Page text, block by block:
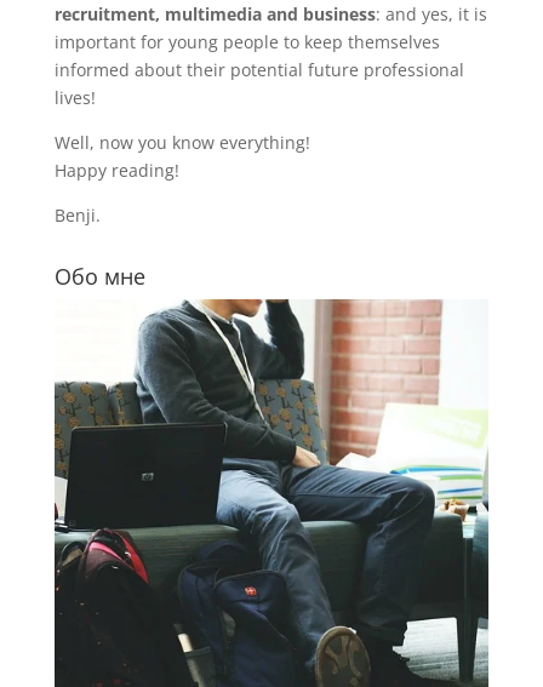
recruitment, multimedia and business: and yes, it is
important for young people to keep themselves
informed about their potential future professional
lives!
Well, now you know everything!
Happy reading!
Benji.
Обо мне